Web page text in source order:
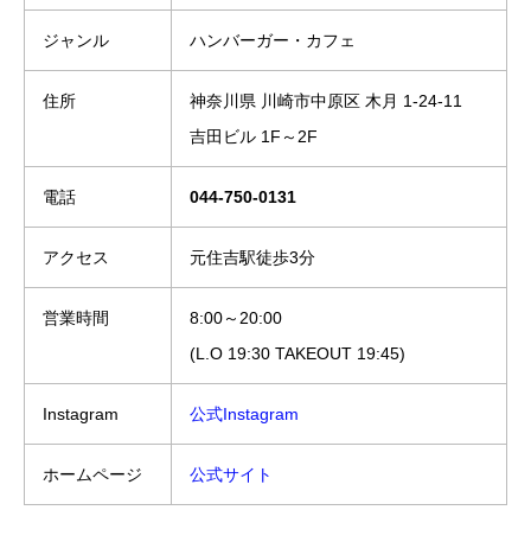
ジャンル ハンバーガー・カフェ
住所
神奈川県 川崎市中原区 木月 1-24-11
吉田ビル 1F～2F
電話 044-750-0131
アクセス 元住吉駅徒歩3分
営業時間
8:00～20:00
(L.O 19:30 TAKEOUT 19:45)
Instagram 公式Instagram
ホームページ 公式サイト